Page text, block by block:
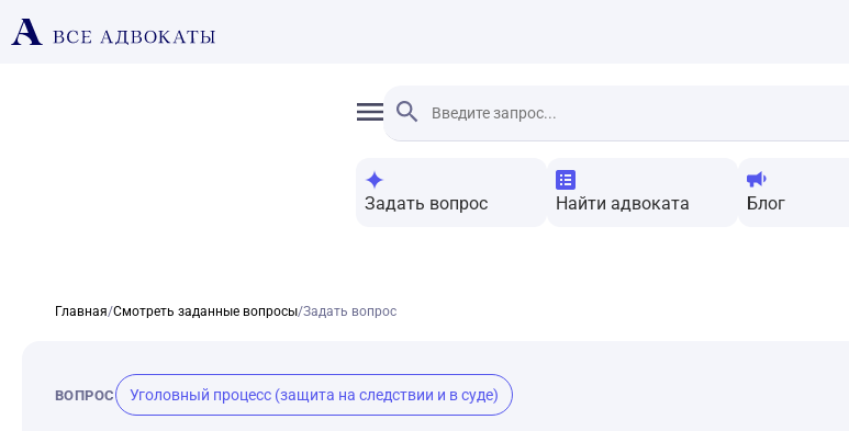
Задать вопрос Найти адвоката Блог
Главная/Смотреть заданные вопросы/Задать вопрос
ВОПРОС Уголовный процесс (защита на следствии и в суде)